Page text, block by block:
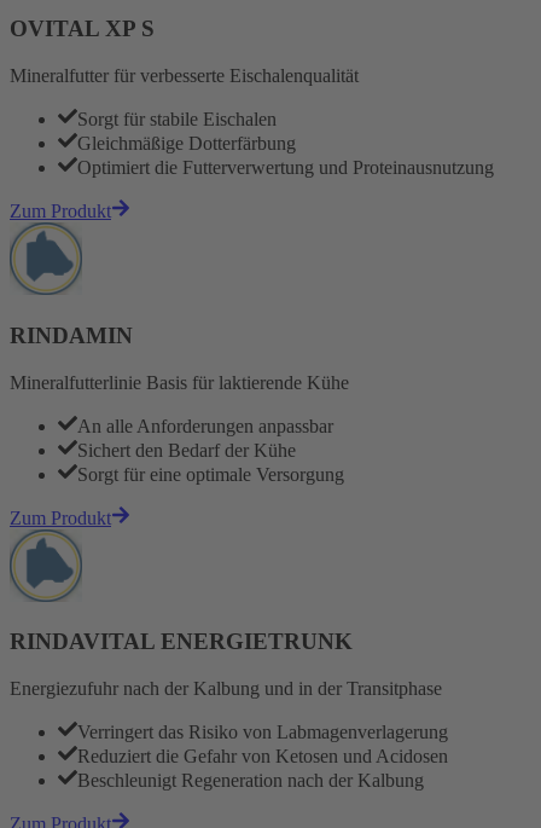
OVITAL XP S
Mineralfutter für verbesserte Eischalenqualität
Sorgt für stabile Eischalen
Gleichmäßige Dotterfärbung
Optimiert die Futterverwertung und Proteinausnutzung
Zum Produkt
RINDAMIN
Mineralfutterlinie Basis für laktierende Kühe
An alle Anforderungen anpassbar
Sichert den Bedarf der Kühe
Sorgt für eine optimale Versorgung
Zum Produkt
RINDAVITAL ENERGIETRUNK
Energiezufuhr nach der Kalbung und in der Transitphase
Verringert das Risiko von Labmagenverlagerung
Reduziert die Gefahr von Ketosen und Acidosen
Beschleunigt Regeneration nach der Kalbung
Zum Produkt